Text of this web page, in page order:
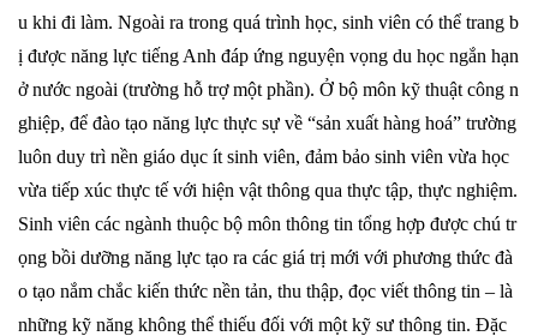
u khi đi làm. Ngoài ra trong quá trình học, sinh viên có thể trang b
ị được năng lực tiếng Anh đáp ứng nguyện vọng du học ngắn hạn
ở nước ngoài (trường hỗ trợ một phần). Ở bộ môn kỹ thuật công n
ghiệp, để đào tạo năng lực thực sự về “sản xuất hàng hoá” trường
luôn duy trì nền giáo dục ít sinh viên, đảm bảo sinh viên vừa học
vừa tiếp xúc thực tế với hiện vật thông qua thực tập, thực nghiệm.
Sinh viên các ngành thuộc bộ môn thông tin tổng hợp được chú tr
ọng bồi dưỡng năng lực tạo ra các giá trị mới với phương thức đà
o tạo nắm chắc kiến thức nền tản, thu thập, đọc viết thông tin – là
những kỹ năng không thể thiếu đối với một kỹ sư thông tin. Đặc